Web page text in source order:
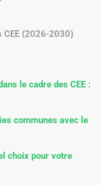
CEE (2026-2030)
le cadre des CEE :
communes avec le
choix pour votre